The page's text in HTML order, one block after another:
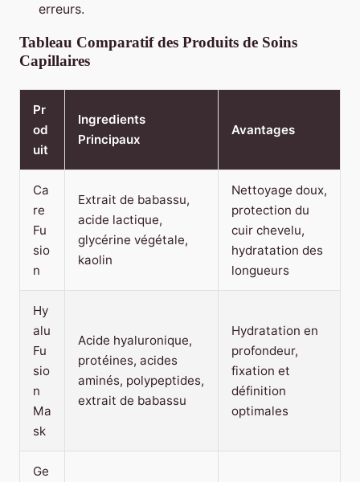
erreurs.
Tableau Comparatif des Produits de Soins
Capillaires
Pr
od
uit
Ingredients
Principaux
Avantages
Ca
re
Fu
sio
n
Extrait de babassu,
acide lactique,
glycérine végétale,
kaolin
Nettoyage doux,
protection du
cuir chevelu,
hydratation des
longueurs
Hy
alu
Fu
sio
n
Ma
sk
Acide hyaluronique,
protéines, acides
aminés, polypeptides,
extrait de babassu
Hydratation en
profondeur,
fixation et
définition
optimales
Ge